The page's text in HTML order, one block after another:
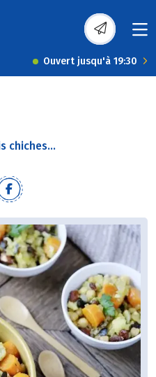
Ouvert jusqu'à 19:30
chiches...